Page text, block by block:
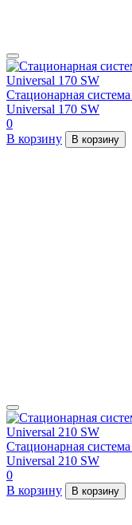
Стационарная
Universal 170 SW
0
В корзину
В корзину
Стационарная
Universal 210 SW
0
В корзину
В корзину